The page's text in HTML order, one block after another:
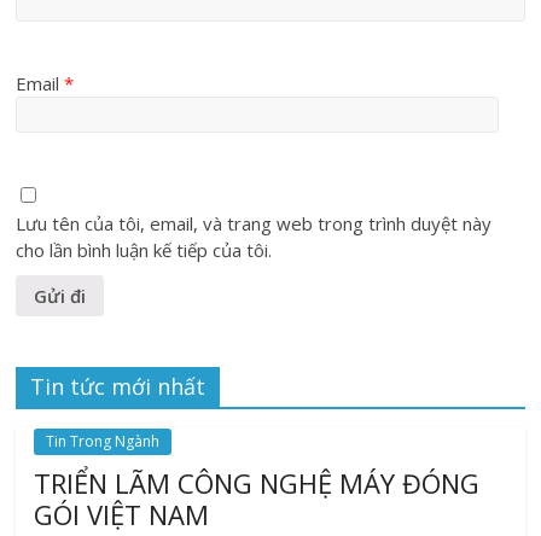
Email*
Lưu tên của tôi, email, và trang web trong trình duyệt này
cho lần bình luận kế tiếp của tôi.
Tin tức mới nhất
Tin Trong Ngành
TRIỂN LÃM CÔNG NGHỆ MÁY ĐÓNG
GÓI VIỆT NAM